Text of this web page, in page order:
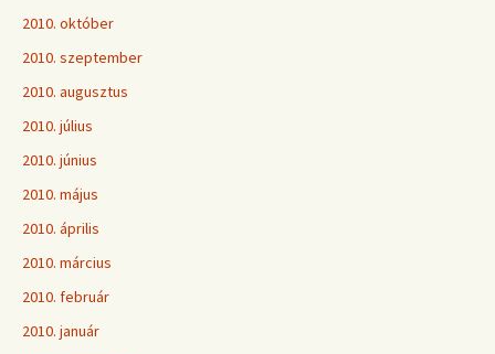
2010. október
2010. szeptember
2010. augusztus
2010. július
2010. június
2010. május
2010. április
2010. március
2010. február
2010. január